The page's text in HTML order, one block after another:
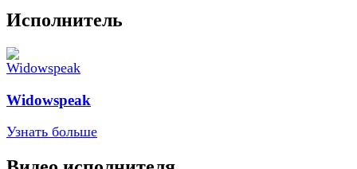
Исполнитель
Widowspeak
Узнать больше